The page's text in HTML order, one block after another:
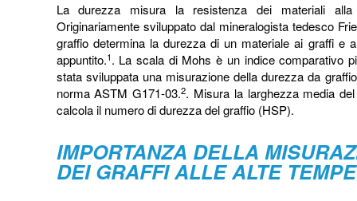
La durezza misura la resistenza dei materiali alla
Originariamente sviluppato dal mineralogista tedesco
graffio determina la durezza di un materiale ai graffi e
appuntito.1. La scala di Mohs è un indice comparativo
stata sviluppata una misurazione della durezza da
norma ASTM G171-03.2. Misura la larghezza media
calcola il numero di durezza del graffio (HSP).
IMPORTANZA DELLA
DEI GRAFFI ALLE ALTE